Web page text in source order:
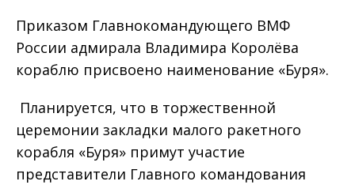
Приказом Главнокомандующего ВМФ
России адмирала Владимира Королёва
кораблю присвоено наименование «Буря».
Планируется, что в торжественной
церемонии закладки малого ракетного
корабля «Буря» примут участие
представители Главного командования